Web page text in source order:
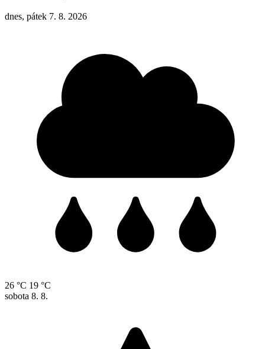
dnes, pátek 7. 8. 2026
26 °C 19 °C
sobota 8. 8.